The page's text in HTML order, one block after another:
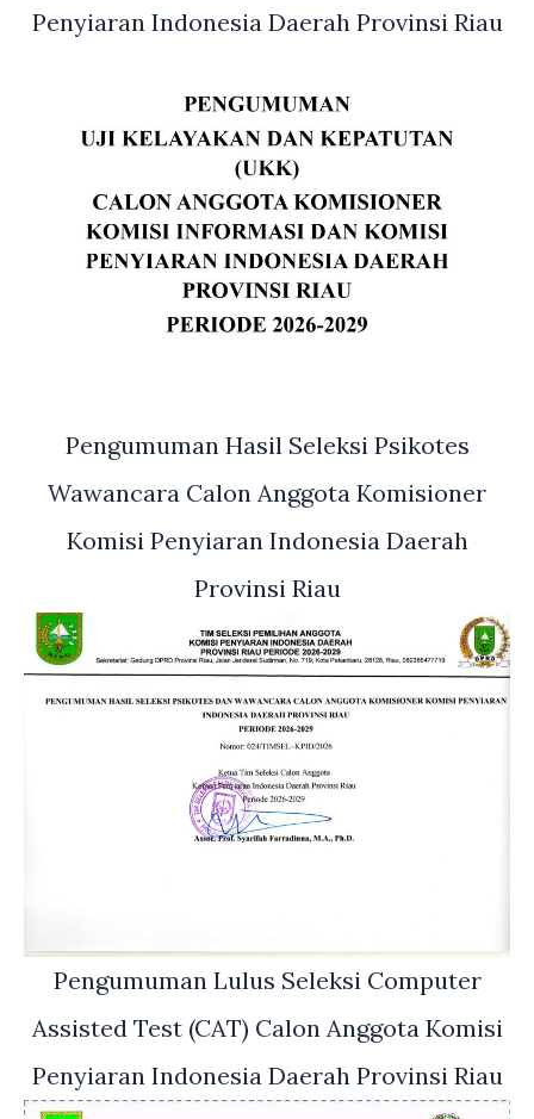
Penyiaran Indonesia Daerah Provinsi Riau
Pengumuman Hasil Seleksi Psikotes
Wawancara Calon Anggota Komisioner
Komisi Penyiaran Indonesia Daerah
Provinsi Riau
Pengumuman Lulus Seleksi Computer
Assisted Test (CAT) Calon Anggota Komisi
Penyiaran Indonesia Daerah Provinsi Riau